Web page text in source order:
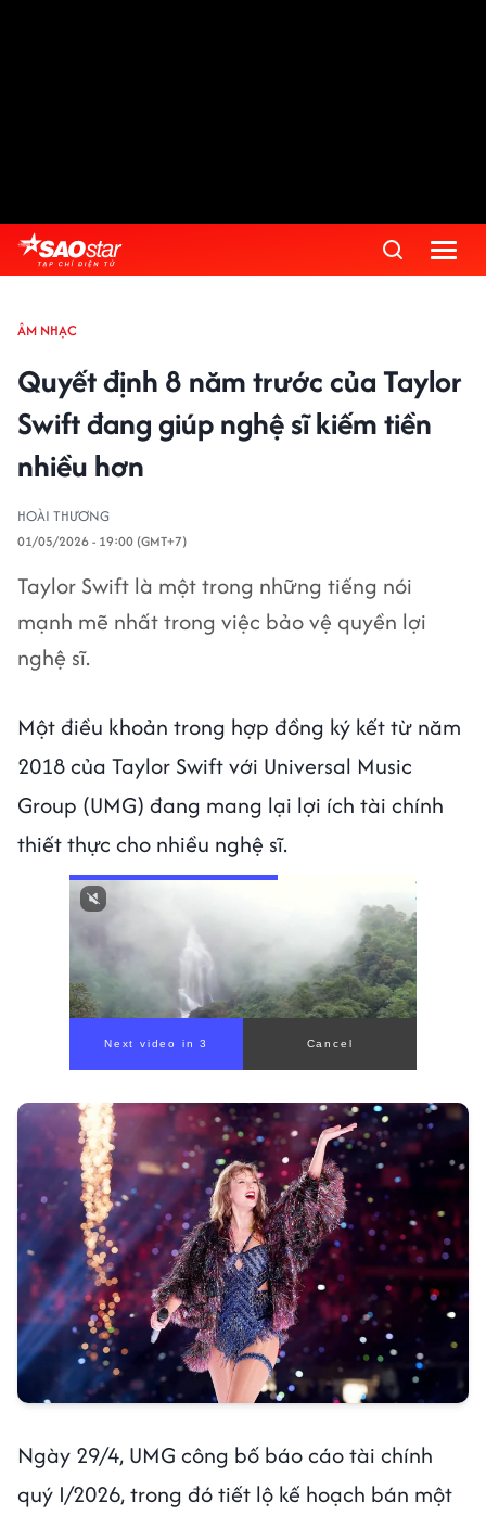
ÂM NHẠC
Quyết định 8 năm trước của Taylor
Swift đang giúp nghệ sĩ kiếm tiền
nhiều hơn
HOÀI THƯƠNG
01/05/2026 - 19:00 (GMT+7)
Taylor Swift là một trong những tiếng nói
mạnh mẽ nhất trong việc bảo vệ quyền lợi
nghệ sĩ.
Một điều khoản trong hợp đồng ký kết từ năm
2018 của Taylor Swift với Universal Music
Group (UMG) đang mang lại lợi ích tài chính
thiết thực cho nhiều nghệ sĩ.
00:00/ 01:05
Ngày 29/4, UMG công bố báo cáo tài chính
quý I/2026, trong đó tiết lộ kế hoạch bán một